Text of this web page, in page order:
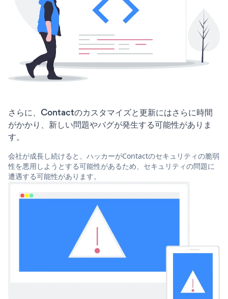
さらに、Contactのカスタマイズと更新にはさらに時間
がかかり、新しい問題やバグが発生する可能性がありま
す。
会社が成長し続けると、ハッカーがContactのセキュリティの脆弱
性を悪用しようとする可能性があるため、セキュリティの問題に
遭遇する可能性があります。